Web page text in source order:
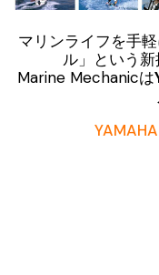
マリンライフを手
ル」という新
Marine Mechanicは